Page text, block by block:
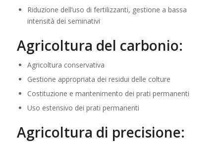
Riduzione dell’uso di fertilizzanti, gestione a bassa
intensità dei seminativi
Agricoltura del carbonio:
Agricoltura conservativa
Gestione appropriata dei residui delle colture
Costituzione e mantenimento dei prati permanenti
Uso estensivo dei prati permanenti
Agricoltura di precisione: